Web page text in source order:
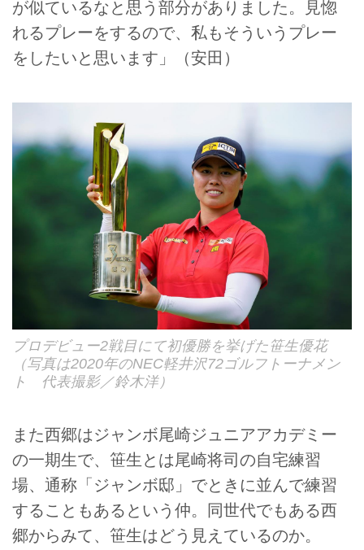
が似ているなと思う部分がありました。見惚
れるプレーをするので、私もそういうプレー
をしたいと思います」（安田）
プロデビュー2戦目にて初優勝を挙げた笹生優花
（写真は2020年のNEC軽井沢72ゴルフトーナメン
ト 代表撮影／鈴木洋）
また西郷はジャンボ尾崎ジュニアアカデミー
の一期生で、笹生とは尾崎将司の自宅練習
場、通称「ジャンボ邸」でときに並んで練習
することもあるという仲。同世代でもある西
郷からみて、笹生はどう見えているのか。